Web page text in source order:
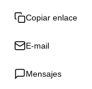
Copiar enlace
E-mail
Mensajes